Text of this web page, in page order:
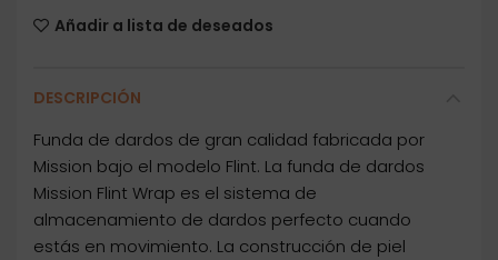
Añadir a lista de deseados
DESCRIPCIÓN
Funda de dardos de gran calidad fabricada por
Mission bajo el modelo Flint. La funda de dardos
Mission Flint Wrap es el sistema de
almacenamiento de dardos perfecto cuando
estás en movimiento. La construcción de piel